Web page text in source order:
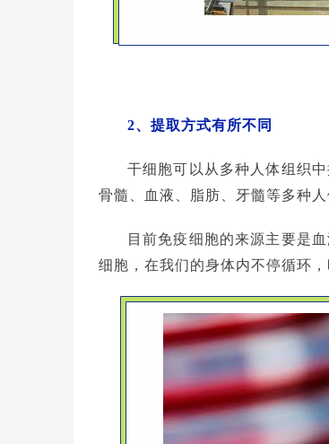
2、提取方式有所不同
干细胞可以从多种人体组织
骨髓、血液、脂肪、牙髓等多种人
目前免疫细胞的来源主要是
细胞，在我们的身体内不停循环